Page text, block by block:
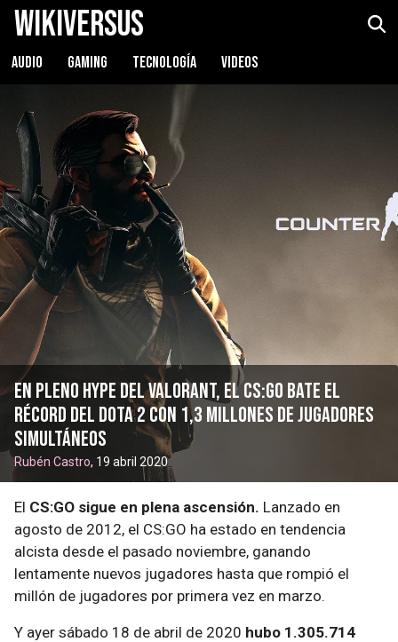
WikiVersus
AUDIO GAMING TECNOLOGÍA VIDEOS
En pleno hype del Valorant, el CS:GO bate el
récord del DOTA 2 con 1,3 millones de jugadores
simultáneos
Rubén Castro, 19 abril 2020
El CS:GO sigue en plena ascensión. Lanzado en
agosto de 2012, el CS:GO ha estado en tendencia
alcista desde el pasado noviembre, ganando
lentamente nuevos jugadores hasta que rompió el
millón de jugadores por primera vez en marzo.
Y ayer sábado 18 de abril de 2020 hubo 1.305.714